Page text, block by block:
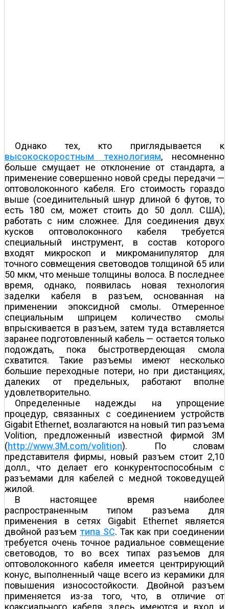
Однако тех, кто приглядывается к
высокоскоростным технологиям, несомненно
больше смущает не отклонение от стандарта, а
применение совершенно новой среды передачи —
оптоволоконного кабеля. Его стоимость гораздо
выше (соединительный шнур длиной 6 футов, то
есть 180 см, может стоить до 50 долл. США),
работать с ним сложнее. Для соединения двух
кусков оптоволоконного кабеля требуется
специальный инструмент, в состав которого
входят микроскоп и микроманипулятор для
точного совмещения световодов толщиной 65 или
50 мкм, что меньше толщины волоса. В последнее
время, однако, появилась новая технология
заделки кабеля в разъем, основанная на
применении эпоксидной смолы. Отмеренное
специальным шприцем количество смолы
впрыскивается в разъем, затем туда вставляется
заранее подготовленный кабель — остается только
подождать, пока быстротвердеющая смола
схватится. Такие разъемы имеют несколько
большие переходные потери, но при дистанциях,
далеких от предельных, работают вполне
удовлетворительно.
Определенные надежды на упрощение
процедур, связанных с соединением устройств
Gigabit Ethernet, возлагаются на новый тип разъема
Volition, предложенный известной фирмой 3M
(http://www.3M.com/volition). По словам
представителя фирмы, новый разъем стоит 2,10
долл., что делает его конкурентоспособным с
разъемами для кабелей с медной токоведущей
жилой.
В настоящее время наиболее
распространенным типом разъема для
применения в сетях Gigabit Ethernet является
двойной разъем типа SC. Так как при соединении
требуется очень точное радиальное совмещение
световодов, то во всех типах разъемов для
оптоволоконного кабеля имеется центрирующий
конус, выполненный чаще всего из керамики для
повышения износостойкости. Двойной разъем
применяется из-за того, что, в отличие от
коаксиального кабеля, здесь имеются и вход и